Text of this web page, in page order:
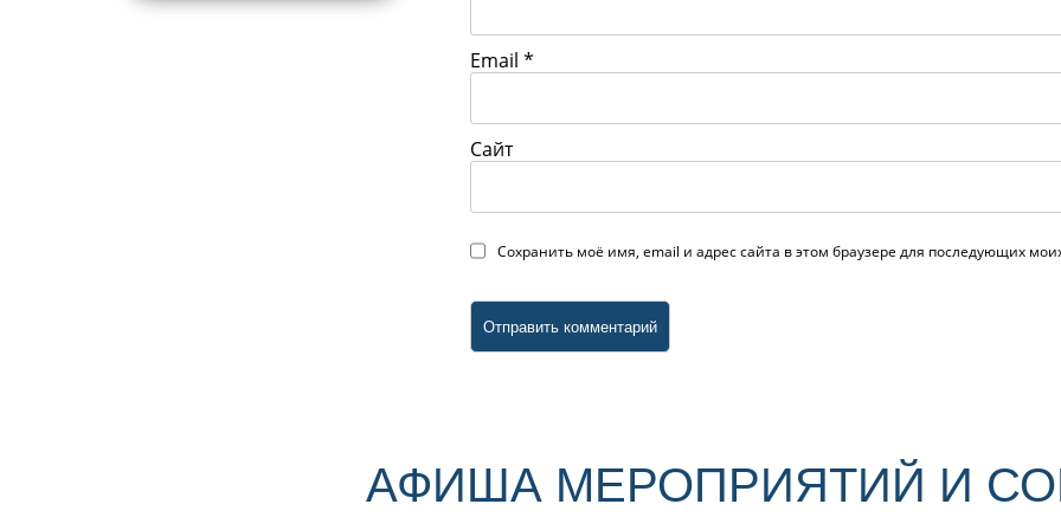
Email *
Сайт
Сохранить моё имя, email и адрес сайта в этом браузере для последующих
АФИША МЕРОПРИЯТИЙ И